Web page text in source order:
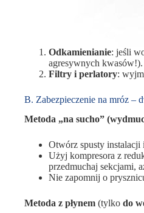
Odkamienianie: jeśli
agresywnych kwasów!).
Filtry i perlatory:
B. Zabezpieczenie na mróz –
Metoda „na sucho”
Otwórz spusty instalacji
Użyj kompresora z
przedmuchaj sekcjami,
Nie zapomnij o
Metoda z płynem (tylko do